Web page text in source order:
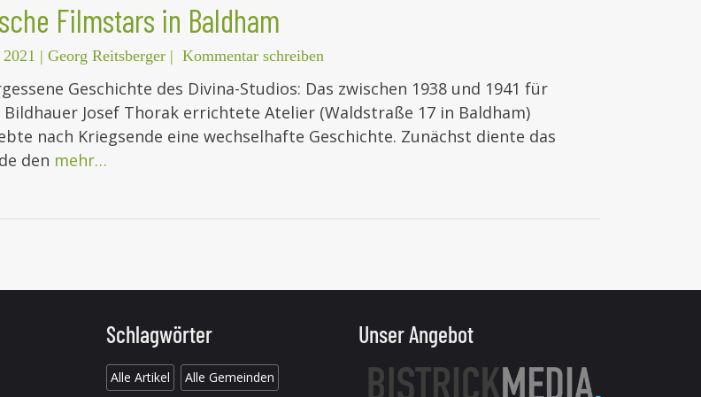
Filmstars in Baldham
| Georg Reitsberger | Kommentar schreiben
Geschichte des Divina-Studios: Das zwischen 1938 und 1941 für
Josef Thorak errichtete Atelier (Waldstraße 17 in Baldham)
nach Kriegsende eine wechselhafte Geschichte. Zunächst diente das
den mehr…
Schlagwörter
Alle Artikel Alle Gemeinden
Unser Angebot